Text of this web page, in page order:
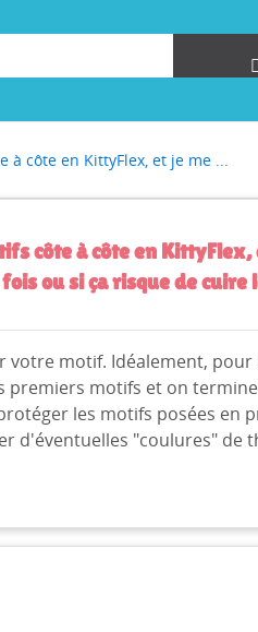
à côte en KittyFlex, et je me ...
côte à côte en
ou si ça risque de cuire
votre motif. Idéalement,
premiers motifs et on
les motifs posées en
d'éventuelles "coulures" de